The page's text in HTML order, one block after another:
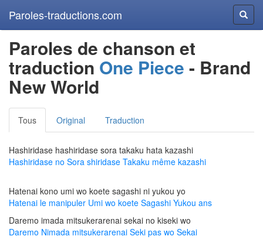
Paroles-traductions.com
Paroles de chanson et
traduction One Piece - Brand
New World
Tous Original Traduction
Hashiridase hashiridase sora takaku hata kazashi
Hashiridase no Sora shiridase Takaku même kazashi
Hatenai kono umi wo koete sagashi ni yukou yo
Hatenai le manipuler Umi wo koete Sagashi Yukou ans
Daremo imada mitsukerarenai sekai no kiseki wo
Daremo Nimada mitsukerarenai Seki pas wo Sekai